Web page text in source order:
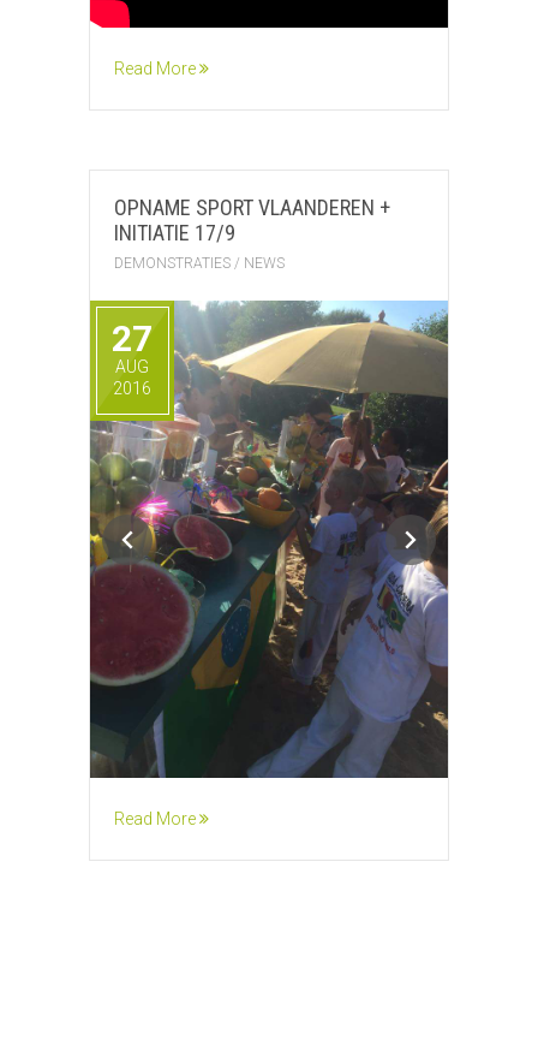
Read More
OPNAME SPORT VLAANDEREN +
INITIATIE 17/9
DEMONSTRATIES / NEWS
27
AUG
2016
Read More